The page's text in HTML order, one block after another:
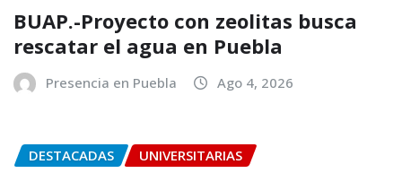
BUAP.-Proyecto con zeolitas busca
rescatar el agua en Puebla
Presencia en Puebla Ago 4, 2026
DESTACADAS UNIVERSITARIAS